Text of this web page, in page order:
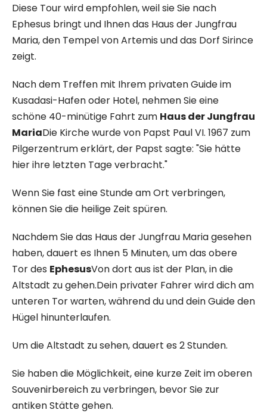
Diese Tour wird empfohlen, weil sie Sie nach
Ephesus bringt und Ihnen das Haus der Jungfrau
Maria, den Tempel von Artemis und das Dorf Sirince
zeigt.
Nach dem Treffen mit Ihrem privaten Guide im
Kusadasi-Hafen oder Hotel, nehmen Sie eine
schöne 40-minütige Fahrt zum Haus der Jungfrau
MariaDie Kirche wurde von Papst Paul VI. 1967 zum
Pilgerzentrum erklärt, der Papst sagte: "Sie hätte
hier ihre letzten Tage verbracht."
Wenn Sie fast eine Stunde am Ort verbringen,
können Sie die heilige Zeit spüren.
Nachdem Sie das Haus der Jungfrau Maria gesehen
haben, dauert es Ihnen 5 Minuten, um das obere
Tor des EphesusVon dort aus ist der Plan, in die
Altstadt zu gehen.Dein privater Fahrer wird dich am
unteren Tor warten, während du und dein Guide den
Hügel hinunterlaufen.
Um die Altstadt zu sehen, dauert es 2 Stunden.
Sie haben die Möglichkeit, eine kurze Zeit im oberen
Souvenirbereich zu verbringen, bevor Sie zur
antiken Stätte gehen.